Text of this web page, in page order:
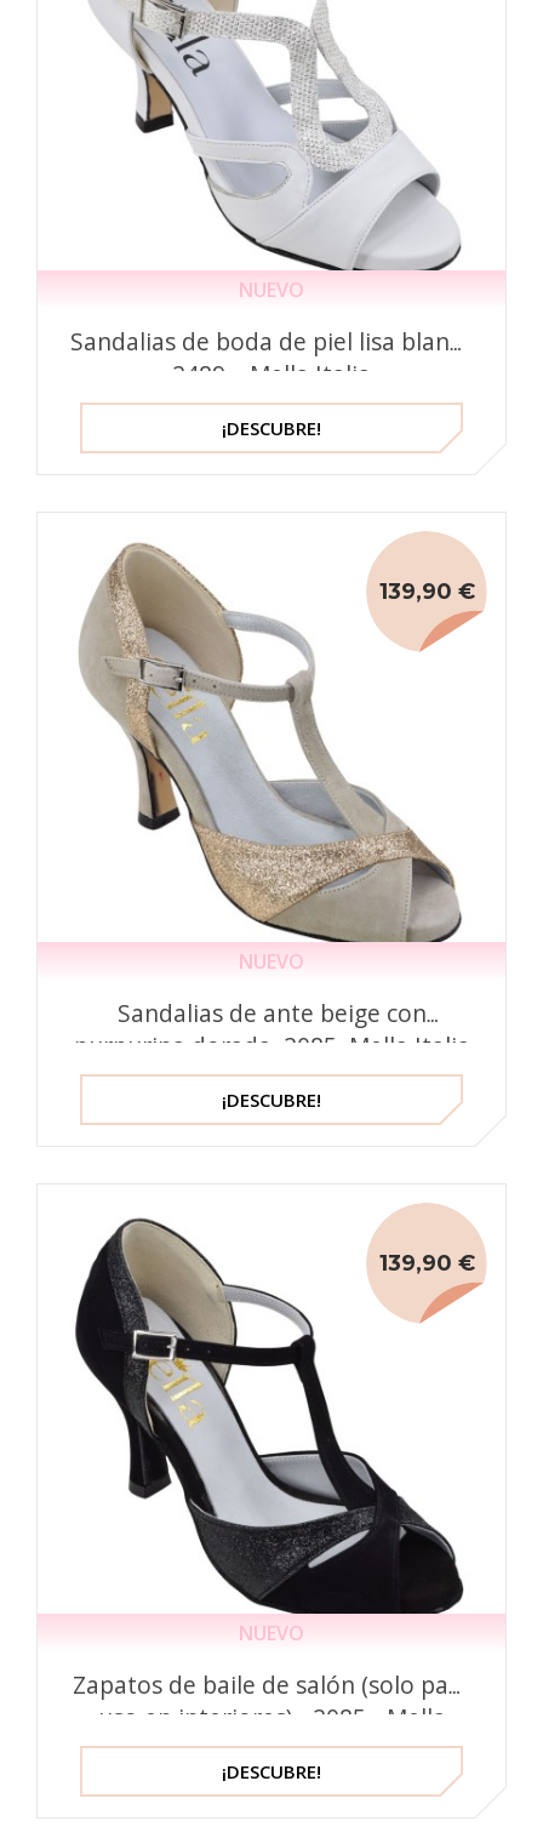
NUEVO
Sandalias de boda de piel lisa blanca
2489 – Mella Italia
¡DESCUBRE!
NUEVO
Sandalias de ante beige con
purpurina dorada, 2085, Mella Italia
139,90 €
¡DESCUBRE!
NUEVO
Zapatos de baile de salón (solo para
uso en interiores) - 2085 - Mella
139,90 €
¡DESCUBRE!